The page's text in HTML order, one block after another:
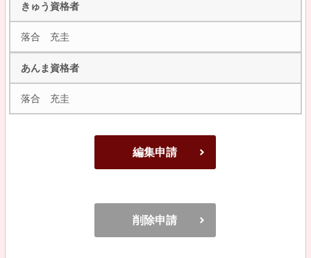
きゅう資格者
落合 充圭
あんま資格者
落合 充圭
編集申請
削除申請